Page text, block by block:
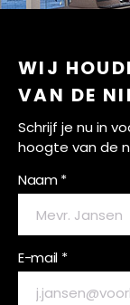
WIJ
VAN DE
Schrijf je nu in
hoogte van de
Naam *
E-mail *